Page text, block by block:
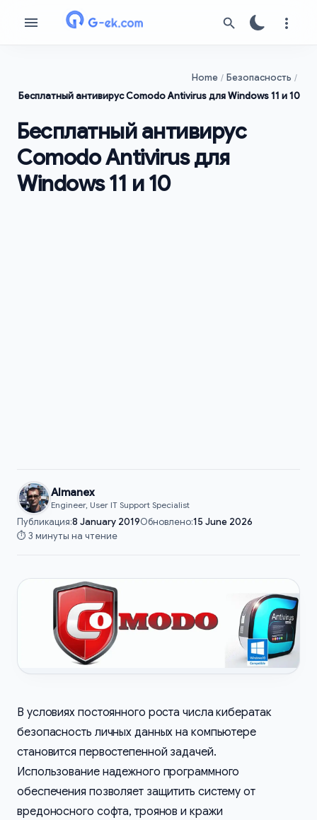
Home
Безопасность
Бесплатный антивирус Comodo Antivirus для Windows 11 и 10
Бесплатный антивирус
Comodo Antivirus для
Windows 11 и 10
Almanex
Engineer, User IT Support Specialist
Публикация:8 January 2019Обновлено:15 June 2026
⏱️ 3 минуты на чтение
В условиях постоянного роста числа кибератак
безопасность личных данных на компьютере
становится первостепенной задачей.
Использование надежного программного
обеспечения позволяет защитить систему от
вредоносного софта, троянов и кражи